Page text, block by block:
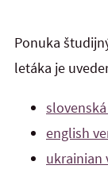
Ponuka
letáka je
english
ukrainian